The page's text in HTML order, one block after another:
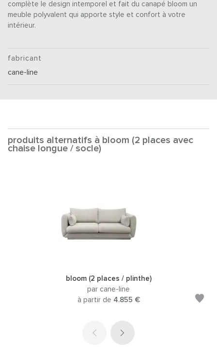
complète le design intemporel et fait du canapé bloom un
meuble polyvalent qui apporte style et confort à votre
intérieur.
fabricant
cane-line
produits alternatifs à bloom (2 places avec
chaise longue / socle)
bloom (2 places / plinthe)
par cane-line
à partir de 4.855 €